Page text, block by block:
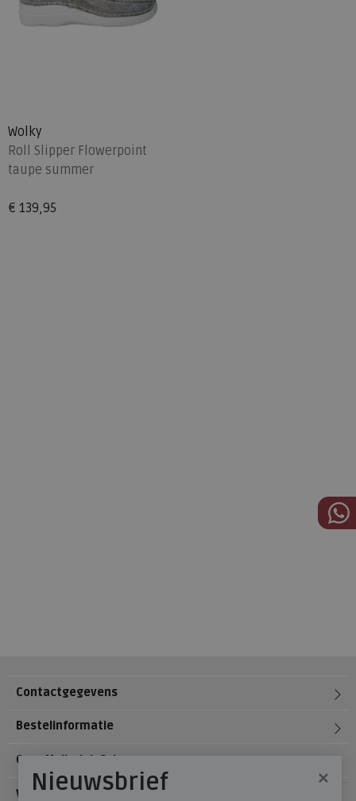
Wolky
Roll Slipper Flowerpoint
taupe summer
€ 139,95
Contactgegevens
Bestelinformatie
Over Meijerink Schoenen
Voetzorg
×
Nieuwsbrief